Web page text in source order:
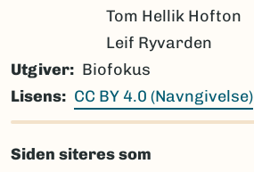
Tom Hellik Hofton
Leif Ryvarden
Utgiver
Biofokus
Lisens
CC BY 4.0 (Navngivelse)
Siden siteres som